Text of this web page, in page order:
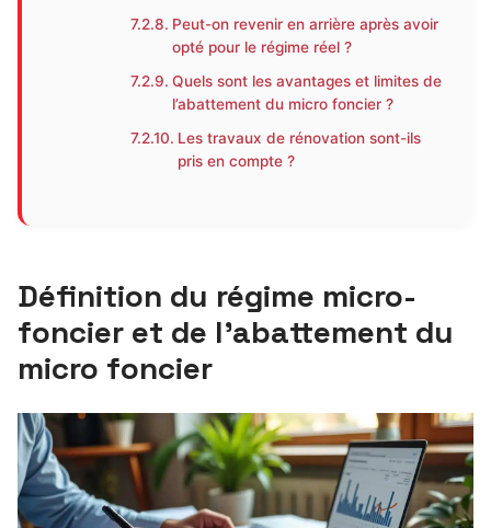
Peut-on revenir en arrière après avoir
opté pour le régime réel ?
Quels sont les avantages et limites de
l’abattement du micro foncier ?
Les travaux de rénovation sont-ils
pris en compte ?
Définition du régime micro-
foncier et de l’abattement du
micro foncier